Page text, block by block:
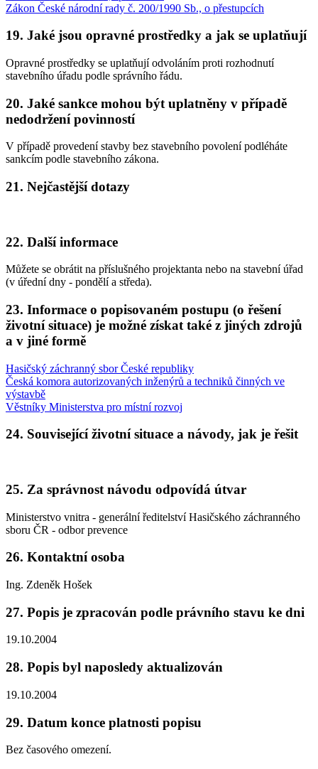
Zákon České národní rady č. 200/1990 Sb., o přestupcích
19. Jaké jsou opravné prostředky a jak se uplatňují
Opravné prostředky se uplatňují odvoláním proti rozhodnutí
stavebního úřadu podle správního řádu.
20. Jaké sankce mohou být uplatněny v případě
nedodržení povinností
V případě provedení stavby bez stavebního povolení podléháte
sankcím podle stavebního zákona.
21. Nejčastější dotazy
22. Další informace
Můžete se obrátit na příslušného projektanta nebo na stavební úřad
(v úřední dny - pondělí a středa).
23. Informace o popisovaném postupu (o řešení
životní situace) je možné získat také z jiných zdrojů
a v jiné formě
Hasičský záchranný sbor České republiky
Česká komora autorizovaných inženýrů a techniků činných ve
výstavbě
Věstníky Ministerstva pro místní rozvoj
24. Související životní situace a návody, jak je řešit
25. Za správnost návodu odpovídá útvar
Ministerstvo vnitra - generální ředitelství Hasičského záchranného
sboru ČR - odbor prevence
26. Kontaktní osoba
Ing. Zdeněk Hošek
27. Popis je zpracován podle právního stavu ke dni
19.10.2004
28. Popis byl naposledy aktualizován
19.10.2004
29. Datum konce platnosti popisu
Bez časového omezení.